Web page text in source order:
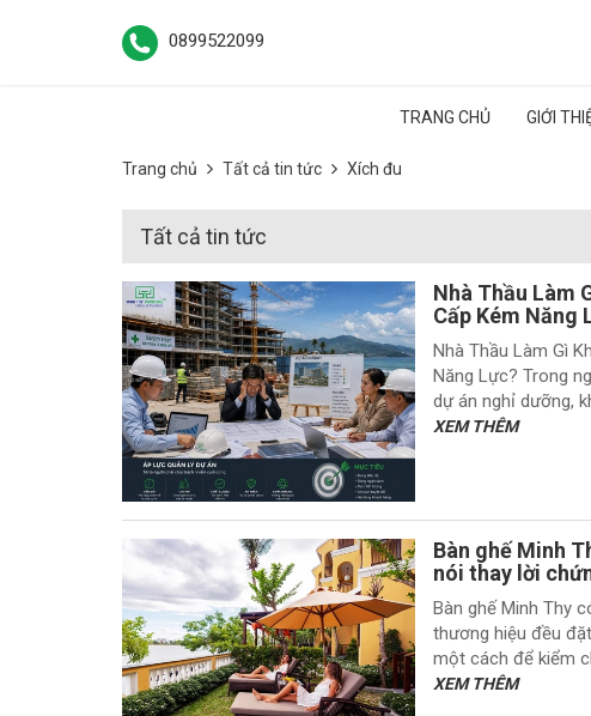
0899522099
TRANG CHỦ GIỚI
Trang chủ Tất cả tin tức Xích đu
Tất cả tin tức
Nhà Thầu Làm
Cấp Kém Năng
Nhà Thầu Làm Gì
Năng Lực? Trong
dự án nghỉ dưỡng,
XEM THÊM
Bàn ghế Minh
nói thay lời
Bàn ghế Minh Thy
thương hiệu đều
một cách để kiểm
XEM THÊM